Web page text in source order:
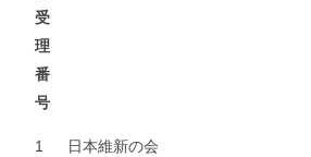
受
理
番
号
1 日本維新の会